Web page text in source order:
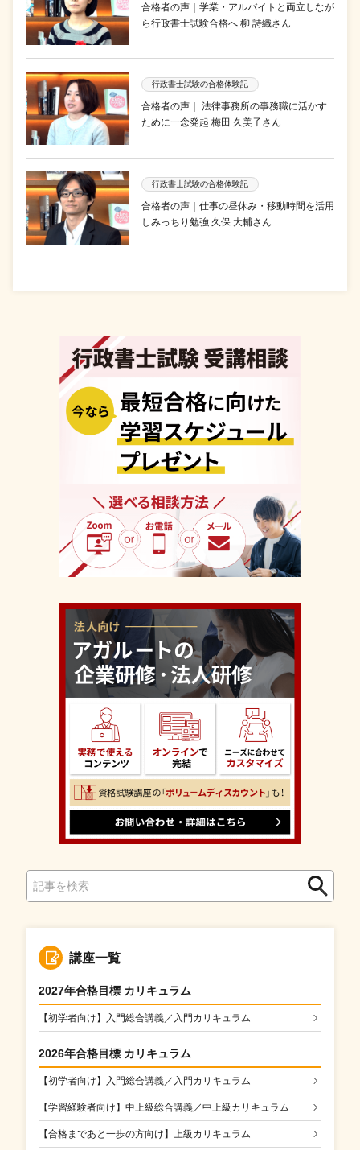
合格者の声｜学業・アルバイトと両立しなが
ら行政書士試験合格へ 柳 詩織さん
行政書士試験の合格体験記
合格者の声｜ 法律事務所の事務職に活かす
ために一念発起 梅田 久美子さん
行政書士試験の合格体験記
合格者の声｜仕事の昼休み・移動時間を活用
しみっちり勉強 久保 大輔さん
検
索
検
講座一覧
2027年合格目標 カリキュラム
【初学者向け】入門総合講義／入門カリキュラム
2026年合格目標 カリキュラム
【初学者向け】入門総合講義／入門カリキュラム
【学習経験者向け】中上級総合講義／中上級カリキュラム
【合格まであと一歩の方向け】上級カリキュラム